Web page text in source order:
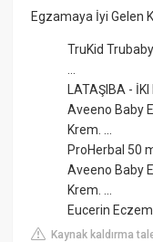
Egzamaya İyi Gelen
TruKid
LATAŞIBA -
Aveeno Baby
Krem. ...
ProHerbal 50
Aveeno Baby
Krem. ...
Eucerin
Kaynak kaldırma